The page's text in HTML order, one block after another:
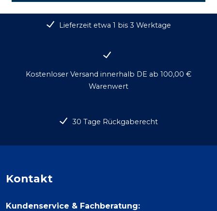
Lieferzeit etwa 1 bis 3 Werktage
Kostenloser Versand innerhalb DE ab 100,00 €
Warenwert
30 Tage Rückgaberecht
Kontakt
Kundenservice & Fachberatung: